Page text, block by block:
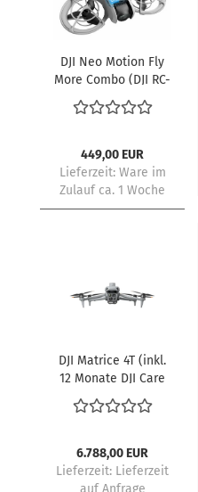
DJI Neo Motion Fly
More Combo (DJI RC-
N3 + Goggles N3)
449,00 EUR
Lieferzeit: Ware im
Zulauf ca. 1 Woche
DJI Matrice 4T (inkl.
12 Monate DJI Care
Enterprise Plus)
6.788,00 EUR
Lieferzeit: Lieferzeit
auf Anfrage